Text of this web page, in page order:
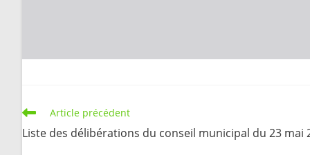
Read
articles
Article précédent
Liste des délibérations du conseil municipal du 23 mai